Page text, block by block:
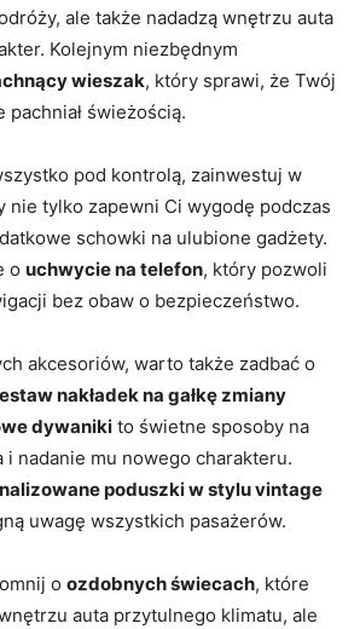
ale także nadadzą ⁤wnętrzu auta
Kolejnym niezbędnym
wieszak, który ⁤sprawi, że Twój
pachniał świeżością.
pod kontrolą, zainwestuj w
nie‍ tylko zapewni Ci wygodę ‍podczas
schowki na ulubione gadżety.
o uchwycie na⁤ telefon, który pozwoli
bez obaw o bezpieczeństwo.
akcesoriów, warto także ‌zadbać o
nakładek na gałkę ​zmiany⁣
dywaniki to⁢ świetne sposoby⁢ na
nadanie ⁢mu nowego ​charakteru.
poduszki w⁢ stylu vintage
uwagę wszystkich pasażerów.
o ozdobnych‌ świecach, które⁣
auta ⁣przytulnego‌ klimatu, ale